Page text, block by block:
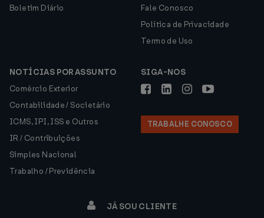
Boletim Diário
Fale Conosco
Política de Privacidade
Termo de Uso
NOTÍCIAS POR ASSUNTO
Comércio Exterior
Contabilidade / Societário
ICMS, IPI, ISS e Outros
IR / Contribuições
Simples Nacional
Trabalho / Previdência
SIGA-NOS
TRABALHE CONOSCO
JÁ SOU CLIENTE